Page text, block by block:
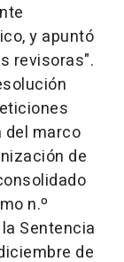
y apuntó
revisoras".
del marco
de
n.º
Sentencia
de